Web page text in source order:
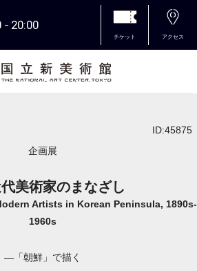
20:00
チケット アクセス
ID:45875
企画展
代美術家のまなざし
Artists in Korean Peninsula, 1890s-
1960s
―「朝鮮」で描く